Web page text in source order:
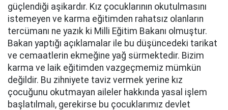
güçlendiği aşikardır. Kız çocuklarının okutulmasını
istemeyen ve karma eğitimden rahatsız olanların
tercümanı ne yazık ki Milli Eğitim Bakanı olmuştur.
Bakan yaptığı açıklamalar ile bu düşüncedeki tarikat
ve cemaatlerin ekmeğine yağ sürmektedir. Bizim
karma ve laik eğitimden vazgeçmemiz mümkün
değildir. Bu zihniyete taviz vermek yerine kız
çocuğunu okutmayan aileler hakkında yasal işlem
başlatılmalı, gerekirse bu çocuklarımız devlet